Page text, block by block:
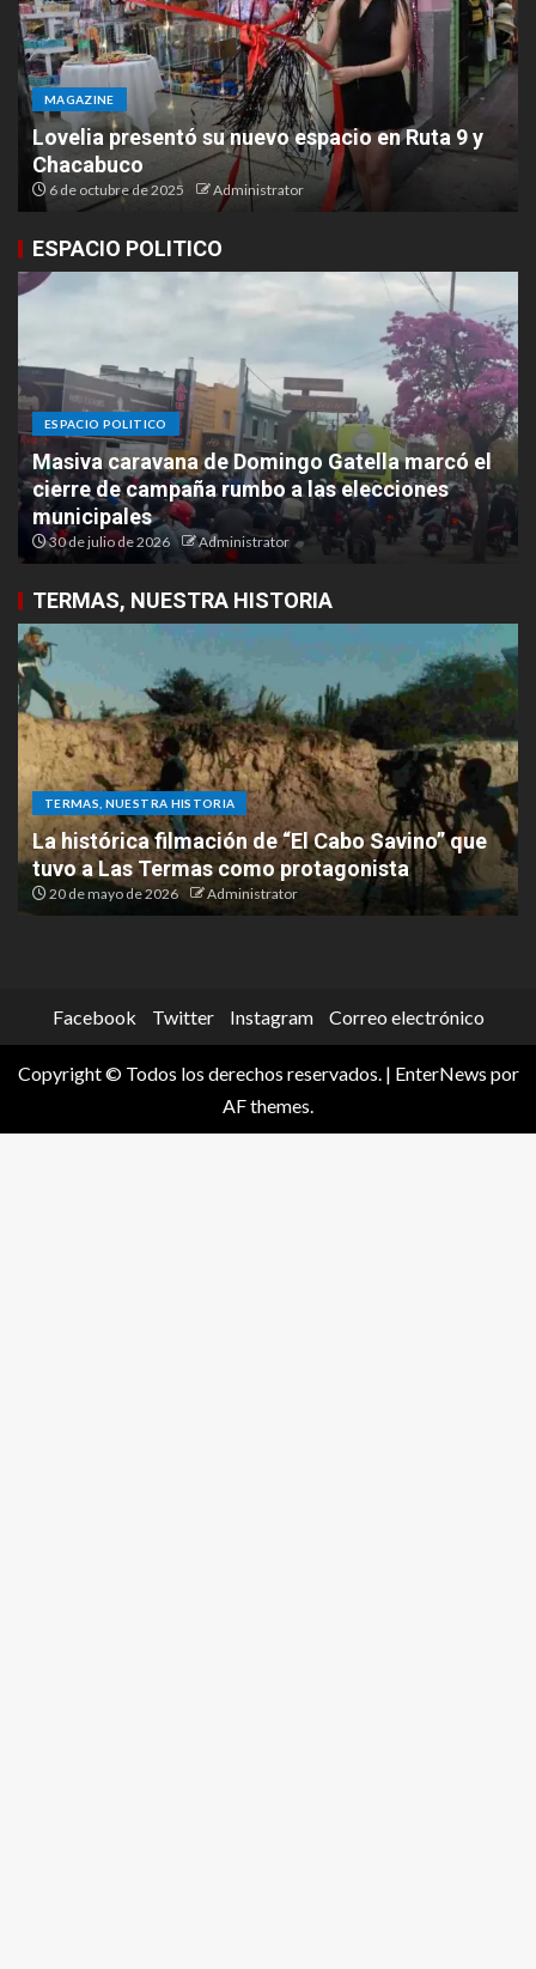
MAGAZINE
Lovelia presentó su nuevo espacio en Ruta 9 y
Chacabuco
6 de octubre de 2025 Administrator
ESPACIO POLITICO
ESPACIO POLITICO
Masiva caravana de Domingo Gatella marcó el
cierre de campaña rumbo a las elecciones
municipales
30 de julio de 2026 Administrator
TERMAS, NUESTRA HISTORIA
TERMAS, NUESTRA HISTORIA
La histórica filmación de “El Cabo Savino” que
tuvo a Las Termas como protagonista
20 de mayo de 2026 Administrator
Facebook Twitter Instagram Correo electrónico
Copyright © Todos los derechos reservados. | EnterNews por
AF themes.